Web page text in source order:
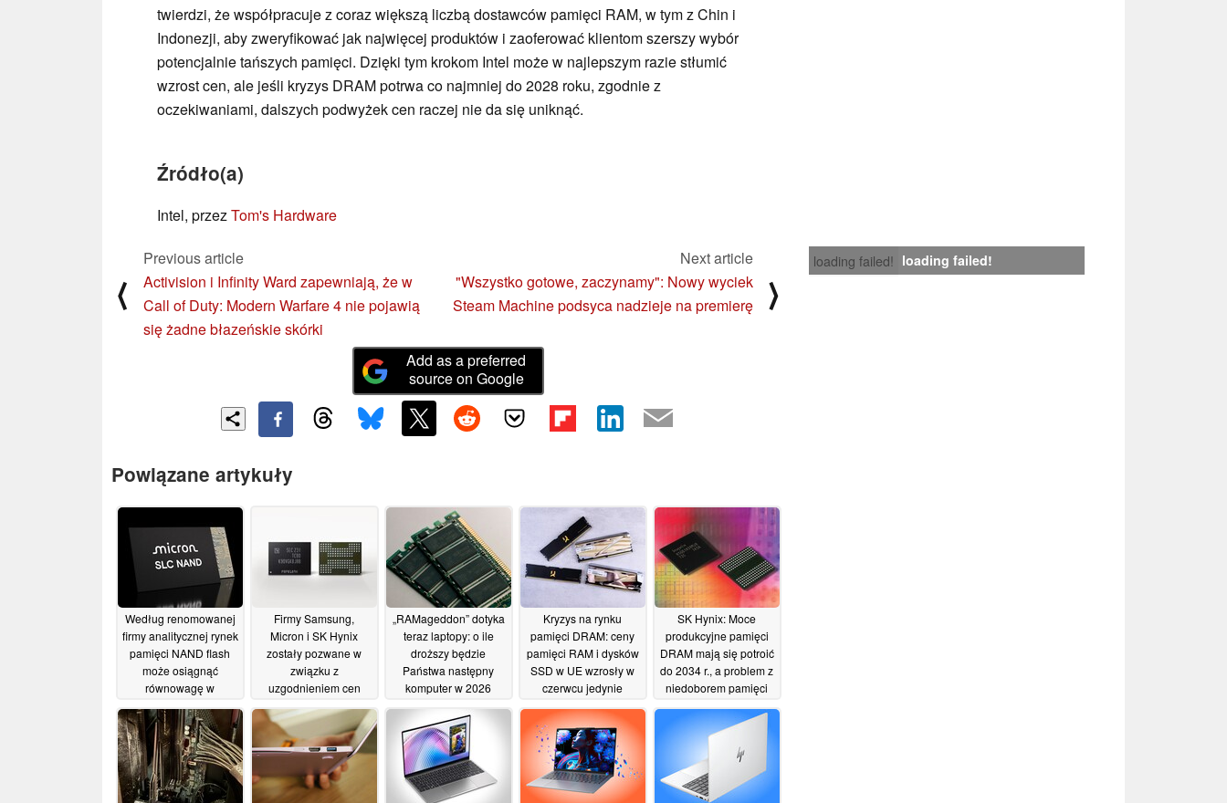
twierdzi, że współpracuje z coraz większą liczbą dostawców pamięci RAM, w tym z Chin i
Indonezji, aby zweryfikować jak najwięcej produktów i zaoferować klientom szerszy wybór
potencjalnie tańszych pamięci. Dzięki tym krokom Intel może w najlepszym razie stłumić
wzrost cen, ale jeśli kryzys DRAM potrwa co najmniej do 2028 roku, zgodnie z
oczekiwaniami, dalszych podwyżek cen raczej nie da się uniknąć.
Źródło(a)
Intel, przezTom's Hardware
loading failed! loading failed!
⟨
Previous article
Activision i Infinity Ward zapewniają, że w
Call of Duty: Modern Warfare 4 nie pojawią
się żadne błazeńskie skórki
Next article
"Wszystko gotowe, zaczynamy": Nowy wyciek
Steam Machine podsyca nadzieje na premierę
⟩
Add as a preferred
source on Google
Powiązane artykuły
Według renomowanej
firmy analitycznej rynek
pamięci NAND flash
może osiągnąć
równowagę w
22/07/2026
Firmy Samsung,
Micron i SK Hynix
zostały pozwane w
związku z
uzgodnieniem cen
wywołało
„RAMpokalipsę” w
związku z gwałtownym
wzrostem cen pamięci
03/07/2026
„RAMageddon” dotyka
teraz laptopy: o ile
droższy będzie
Państwa następny
komputer w 2026
16/06/2026
Kryzys na rynku
pamięci DRAM: ceny
pamięci RAM i dysków
SSD w UE wzrosły w
czerwcu jedynie
16/06/2026
SK Hynix: Moce
produkcyjne pamięci
DRAM mają się potroić
do 2034 r., a problem z
niedoborem pamięci
aktualny14/06/2026